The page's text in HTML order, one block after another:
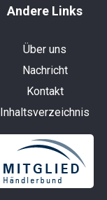
Andere Links
Über uns
Nachricht
Kontakt
Inhaltsverzeichnis